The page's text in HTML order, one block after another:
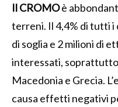
Il CROMOè
terreni. Il 4,4% di tutti i
di soglia e 2 milioni di
interessati,
Macedonia e Grecia.
causa effetti negativi